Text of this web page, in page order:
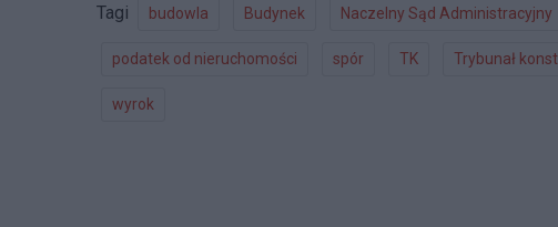
Tagi budowla Budynek Naczelny Sąd Administracyjny
podatek od nieruchomości spór TK Trybunał
wyrok